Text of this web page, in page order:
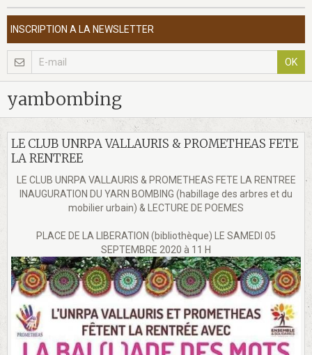
yambombing
LE CLUB UNRPA VALLAURIS & PROMETHEAS FETE
LA RENTREE
LE CLUB UNRPA VALLAURIS & PROMETHEAS FETE LA RENTREE
INAUGURATION DU YARN BOMBING (habillage des arbres et du
mobilier urbain) & LECTURE DE POEMES
PLACE DE LA LIBERATION (bibliothèque) LE SAMEDI 05
SEPTEMBRE 2020 à 11 H
INSCRIPTION A LA NEWSLETTER
OK